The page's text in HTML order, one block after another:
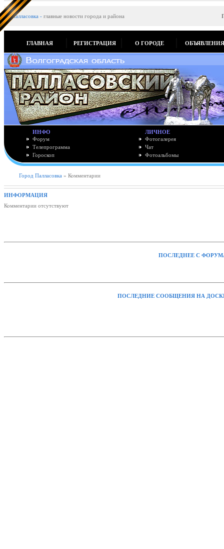
Палласовка - главные новости города и района
ГЛАВНАЯ РЕГИСТРАЦИЯ О ГОРОДЕ ОБЪЯВЛЕНИЯ
ИНФО
Форум
Телепрограмма
Гороскоп
ЛИЧНОЕ
Фотогалерея
Чат
Фотоальбомы
Город Палласовка » Комментарии
ИНФОРМАЦИЯ
Комментарии отсутствуют
ПОСЛЕДНЕЕ С
ПОСЛЕДНИЕ СООБЩЕНИЯ НА